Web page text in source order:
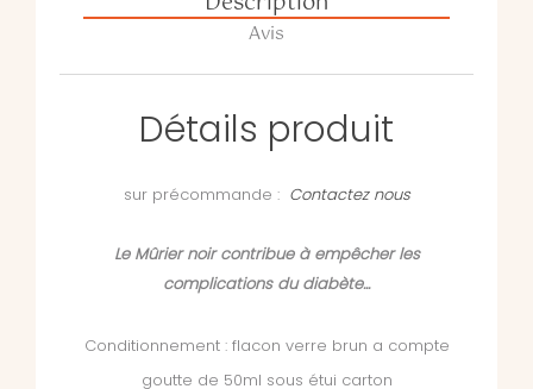
Avis
Détails produit
sur précommande : Contactez nous
Le Mûrier noir contribue à empêcher les
complications du diabète...
Conditionnement : flacon verre brun a compte
goutte de 50ml sous étui carton